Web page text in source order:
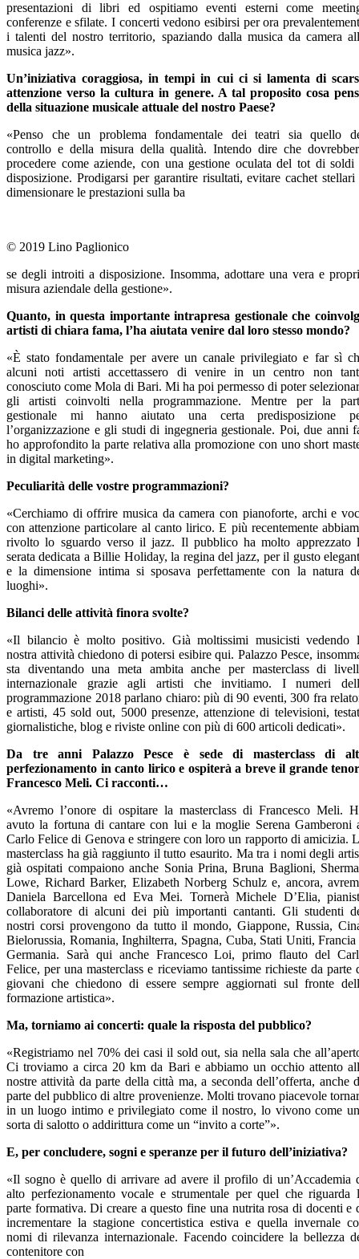
presentazioni di libri ed ospitiamo eventi esterni come
conferenze e sfilate. I concerti vedono esibirsi per ora
i talenti del nostro territorio, spaziando dalla musica da camera
musica jazz».
Un’iniziativa coraggiosa, in tempi in cui ci si lamenta di
attenzione verso la cultura in genere. A tal proposito cosa
della situazione musicale attuale del nostro Paese?
«Penso che un problema fondamentale dei teatri sia quello
controllo e della misura della qualità. Intendo dire che
procedere come aziende, con una gestione oculata del tot di soldi
disposizione. Prodigarsi per garantire risultati, evitare cachet stellari
dimensionare le prestazioni sulla ba
© 2019 Lino Paglionico
se degli introiti a disposizione. Insomma, adottare una vera e
misura aziendale della gestione».
Quanto, in questa importante intrapresa gestionale che
artisti di chiara fama, l’ha aiutata venire dal loro stesso mondo?
«È stato fondamentale per avere un canale privilegiato e far sì
alcuni noti artisti accettassero di venire in un centro non
conosciuto come Mola di Bari. Mi ha poi permesso di poter
gli artisti coinvolti nella programmazione. Mentre per la
gestionale mi hanno aiutato una certa predisposizione
l’organizzazione e gli studi di ingegneria gestionale. Poi, due anni
ho approfondito la parte relativa alla promozione con uno short
in digital marketing».
Peculiarità delle vostre programmazioni?
«Cerchiamo di offrire musica da camera con pianoforte, archi e
con attenzione particolare al canto lirico. E più recentemente
rivolto lo sguardo verso il jazz. Il pubblico ha molto apprezzato
serata dedicata a Billie Holiday, la regina del jazz, per il gusto
e la dimensione intima si sposava perfettamente con la natura
luoghi».
Bilanci delle attività finora svolte?
«Il bilancio è molto positivo. Già moltissimi musicisti vedendo
nostra attività chiedono di potersi esibire qui. Palazzo Pesce,
sta diventando una meta ambita anche per masterclass di
internazionale grazie agli artisti che invitiamo. I numeri
programmazione 2018 parlano chiaro: più di 90 eventi, 300 fra
e artisti, 45 sold out, 5000 presenze, attenzione di televisioni,
giornalistiche, blog e riviste online con più di 600 articoli dedicati».
Da tre anni Palazzo Pesce è sede di masterclass di
perfezionamento in canto lirico e ospiterà a breve il grande
Francesco Meli. Ci racconti…
«Avremo l’onore di ospitare la masterclass di Francesco Meli.
avuto la fortuna di cantare con lui e la moglie Serena Gamberoni
Carlo Felice di Genova e stringere con loro un rapporto di amicizia.
masterclass ha già raggiunto il tutto esaurito. Ma tra i nomi degli
già ospitati compaiono anche Sonia Prina, Bruna Baglioni,
Lowe, Richard Barker, Elizabeth Norberg Schulz e, ancora,
Daniela Barcellona ed Eva Mei. Tornerà Michele D’Elia,
collaboratore di alcuni dei più importanti cantanti. Gli studenti
nostri corsi provengono da tutto il mondo, Giappone, Russia,
Bielorussia, Romania, Inghilterra, Spagna, Cuba, Stati Uniti, Francia
Germania. Sarà qui anche Francesco Loi, primo flauto del
Felice, per una masterclass e riceviamo tantissime richieste da parte
giovani che chiedono di essere sempre aggiornati sul fronte
formazione artistica».
Ma, torniamo ai concerti: quale la risposta del pubblico?
«Registriamo nel 70% dei casi il sold out, sia nella sala che
Ci troviamo a circa 20 km da Bari e abbiamo un occhio attento
nostre attività da parte della città ma, a seconda dell’offerta, anche
parte del pubblico di altre provenienze. Molti trovano piacevole
in un luogo intimo e privilegiato come il nostro, lo vivono come
sorta di salotto o addirittura come un “invito a corte”».
E, per concludere, sogni e speranze per il futuro dell’iniziativa?
«Il sogno è quello di arrivare ad avere il profilo di un’Accademia
alto perfezionamento vocale e strumentale per quel che riguarda
parte formativa. Di creare a questo fine una nutrita rosa di docenti e
incrementare la stagione concertistica estiva e quella invernale
nomi di rilevanza internazionale. Facendo coincidere la bellezza
contenitore con